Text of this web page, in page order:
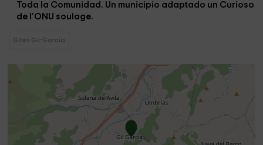
Toda la Comunidad. Un municipio adaptado un Curioso
de l'ONU soulage.
Gites Gil-García